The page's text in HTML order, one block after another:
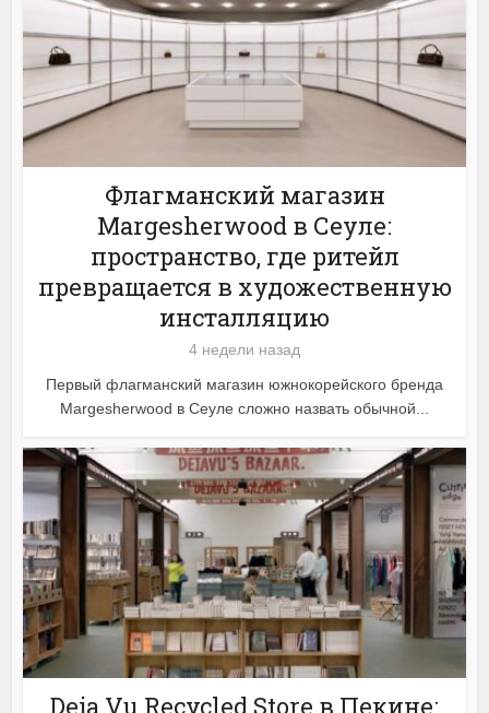
Флагманский магазин
Margesherwood в Сеуле:
пространство, где ритейл
превращается в художественную
инсталляцию
4 недели назад
Первый флагманский магазин южнокорейского бренда
Margesherwood в Сеуле сложно назвать обычной...
Deja Vu Recycled Store в Пекине: